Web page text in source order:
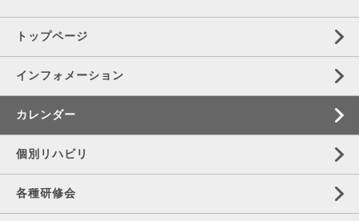
トップページ
インフォメーション
カレンダー
個別リハビリ
各種研修会